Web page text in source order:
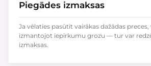
Piegādes izmaksas
Ja vēlaties pasūtīt vairākas dažādas
izmantojot iepirkumu grozu — tur var
izmaksas.